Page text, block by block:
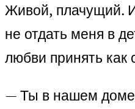
Живой, плачущий.
не отдать меня в
любви принять как
— Ты в нашем